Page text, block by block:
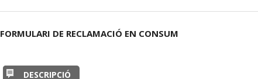
FORMULARI DE RECLAMACIÓ EN CONSUM
DESCRIPCIÓ